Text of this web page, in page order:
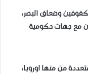
وضعاف البصر،
مع جهات حكومية
من منها اوروبا،